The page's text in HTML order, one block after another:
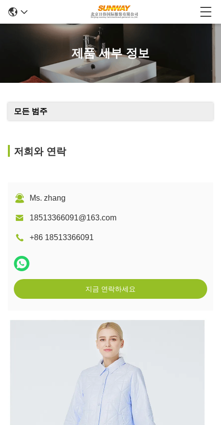
제품 세부 정보
모든 범주
저희와 연락
Ms. zhang
18513366091@163.com
+86 18513366091
지금 연락하세요